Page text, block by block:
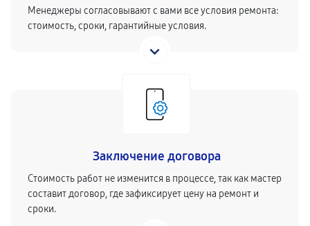
Менеджеры согласовывают с вами все условия ремонта:
стоимость, сроки, гарантийные условия.
Заключение договора
Стоимость работ не изменится в процессе, так как мастер
составит договор, где зафиксирует цену на ремонт и
сроки.